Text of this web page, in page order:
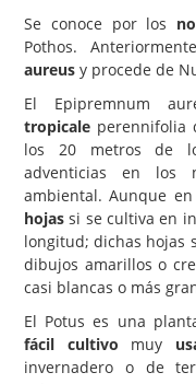
Flores y Plantas
Árboles y Palmeras
Arbustos y
Cactus y
Se conoce por los
Pothos.
aureus y procede de
El Epipremnum
tropicale perennifolia
los 20 metros de
adventicias en los
ambiental. Aunque
hojas si se cultiva en
longitud; dichas hojas
dibujos amarillos o
casi blancas o más
El Potus es una
fácil cultivo muy
invernadero o de